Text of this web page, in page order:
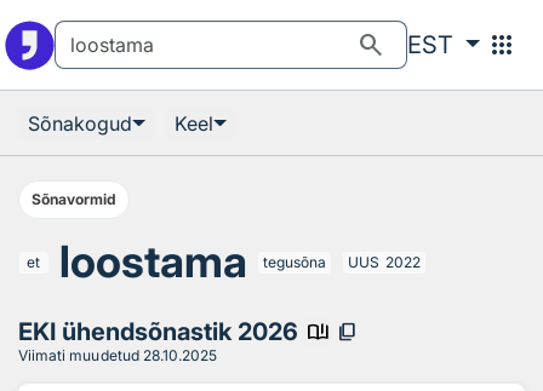
search EST apps
Sõnakogud Keel
Sõnavormid
et loostama tegusõna UUS 2022
EKI ühendsõnastik 2026 book_ribbon content_copy
Viimati muudetud 28.10.2025